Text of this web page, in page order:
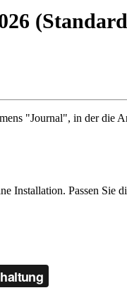
"Journal", in der
Installation. Passen Sie